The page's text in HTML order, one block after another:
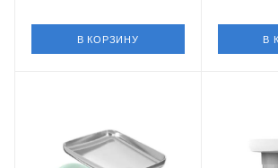
В КОРЗИНУ В